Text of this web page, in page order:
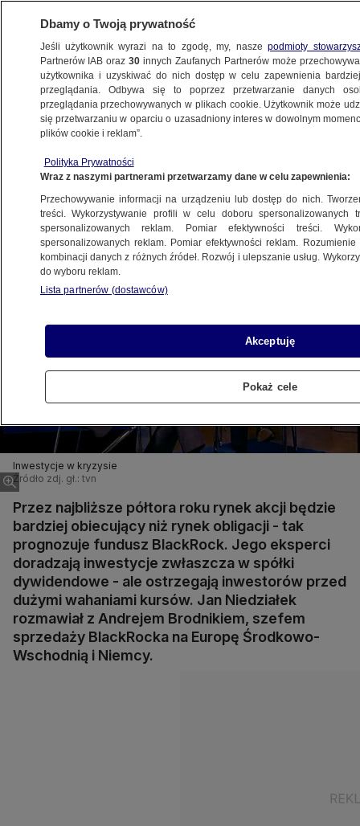
BIZNES
Z KRAJU
25.10.2011, 16:52Aktualizacja:25.10.2011, 16:44
Udostępnij
Inwestycje w kryzysie
Źródło zdj. gł.: tvn
Przez najbliższe półtora roku rynek akcji będzie
bardziej obiecujący niż rynek obligacji - tak
prognozuje fundusz BlackRock. Jego eksperci
doradzają inwestycje zwłaszcza w spółki
dywidendowe - ale ostrzegają inwestorów przed
dużymi wahaniami kursów. Jan Niedziałek
rozmawiał z Andrejem Brodnikiem, szefem
sprzedaży BlackRocka na Europę Środkowo-
Wschodnią i Niemcy.
Dbamy o Twoją prywatność
Jeśli użytkownik wyrazi na to zgodę, my, naszepodmioty
Partnerów IAB oraz30 innych Zaufanych Partnerów może
użytkownika i uzyskiwać do nich dostęp w celu zapewnienia
przeglądania. Odbywa się to poprzez przetwarzanie danych
przeglądania przechowywanych w plikach cookie. Użytkownik może
się przetwarzaniu w oparciu o uzasadniony interes w dowolnym
plików cookie i reklam”.
Polityka Prywatności
Wraz z naszymi partnerami przetwarzamy dane w celu zapewnienia:
Przechowywanie informacji na urządzeniu lub dostęp do nich.
treści. Wykorzystywanie profili w celu doboru spersonalizowanych
spersonalizowanych reklam. Pomiar efektywności treści.
spersonalizowanych reklam. Pomiar efektywności reklam.
kombinacji danych z różnych źródeł. Rozwój i ulepszanie usług.
do wyboru reklam.
Lista partnerów (dostawców)
Akceptuję
Pokaż cele